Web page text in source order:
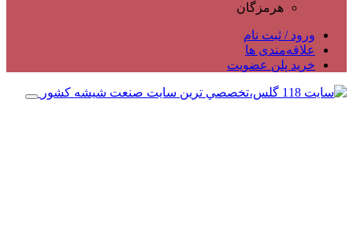
هرمزگان
ورود / ثبت نام
علاقه‌مندی ها
خرید پلن عضویت